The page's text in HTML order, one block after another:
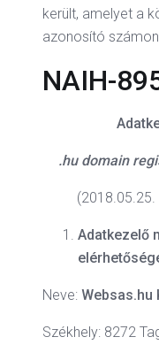
került, amelyet a
azonosító
NAIH-
.hu domain
Adatkezelő
Neve: Websas.hu
Székhely: 8272